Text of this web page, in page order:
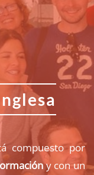
compuesto por
y con un